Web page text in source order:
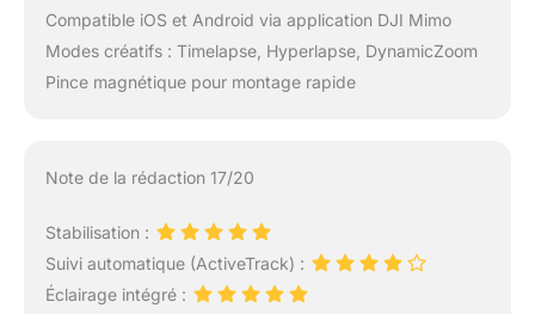
Compatible iOS et Android via application DJI Mimo
Modes créatifs : Timelapse, Hyperlapse, DynamicZoom
Pince magnétique pour montage rapide
Note de la rédaction 17/20
Stabilisation :
Suivi automatique (ActiveTrack) :
Éclairage intégré :